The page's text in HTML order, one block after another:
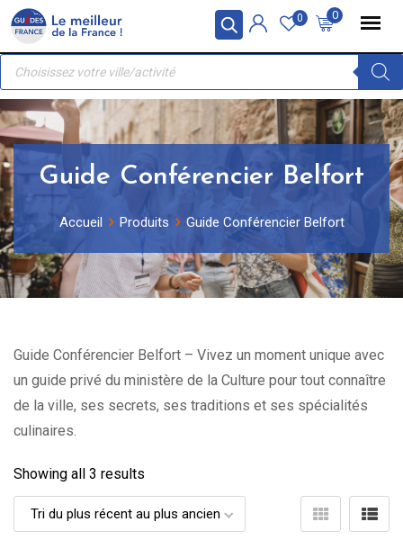
Panneau de gestion des cookies
Skip
content
0
0
Recherche
produits
Guide Conférencier Belfort
Accueil Produits Guide Conférencier Belfort
Guide Conférencier Belfort – Vivez un moment unique avec
un guide privé du ministère de la Culture pour tout connaître
de la ville, ses secrets, ses traditions et ses spécialités
culinaires.
Showing all 3 results